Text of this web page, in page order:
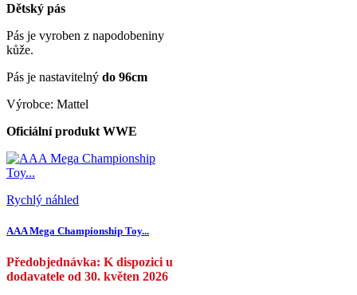
Dětský pás
Pás je vyroben z napodobeniny
kůže.
Pás je nastavitelný do 96cm
Výrobce: Mattel
Oficiální produkt WWE
Rychlý náhled
AAA Mega Championship Toy...
Předobjednávka: K dispozici u
dodavatele od 30. květen 2026